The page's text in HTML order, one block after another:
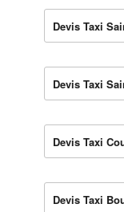
Devis Taxi
Devis Taxi
Devis Taxi
Devis Taxi